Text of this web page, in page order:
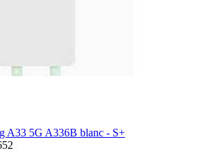
A33 5G A336B blanc - S+